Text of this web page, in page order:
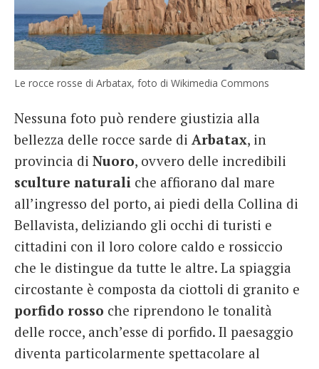
Le rocce rosse di Arbatax, foto di Wikimedia Commons
Nessuna foto può rendere giustizia alla
bellezza delle rocce sarde di Arbatax, in
provincia di Nuoro, ovvero delle incredibili
sculture naturali che affiorano dal mare
all’ingresso del porto, ai piedi della Collina di
Bellavista, deliziando gli occhi di turisti e
cittadini con il loro colore caldo e rossiccio
che le distingue da tutte le altre. La spiaggia
circostante è composta da ciottoli di granito e
porfido rosso che riprendono le tonalità
delle rocce, anch’esse di porfido. Il paesaggio
diventa particolarmente spettacolare al